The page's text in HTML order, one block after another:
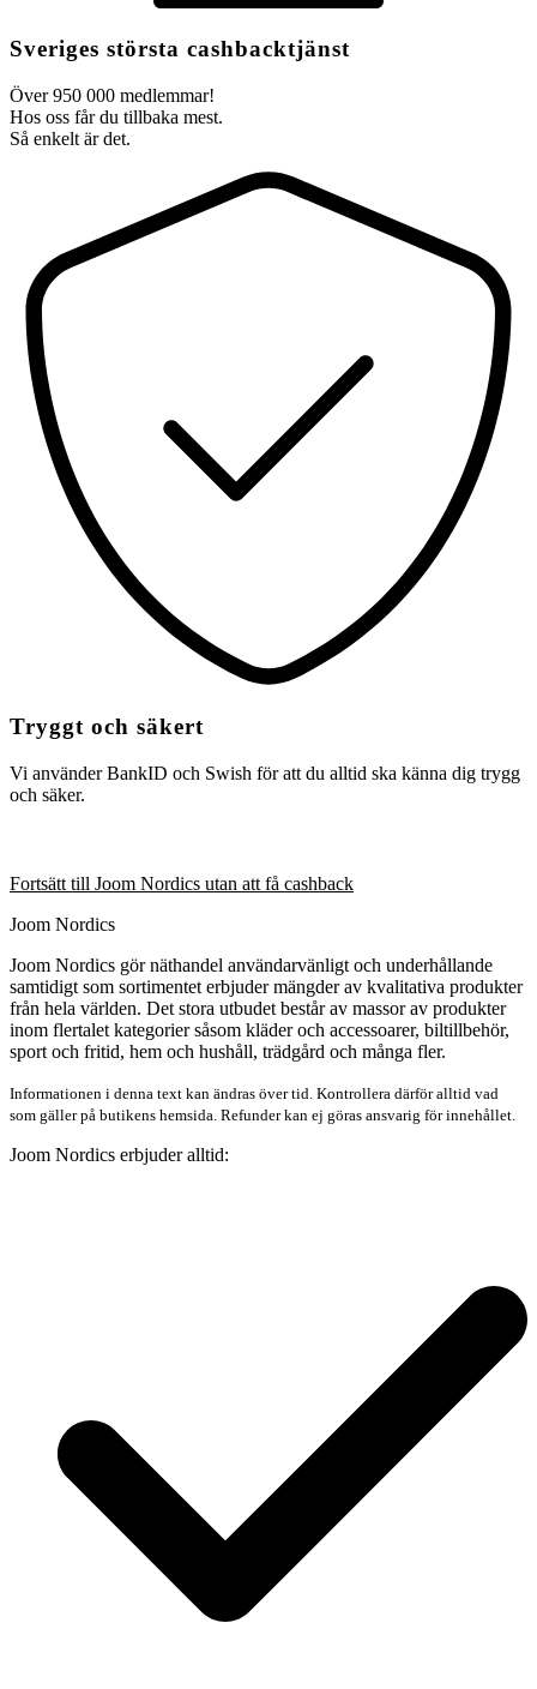
Sveriges största cashbacktjänst
Över 950 000 medlemmar!
Hos oss får du tillbaka mest.
Så enkelt är det.
Tryggt och säkert
Vi använder BankID och Swish för att du alltid ska känna dig trygg
och säker.
Fortsätt till Joom Nordics utan att få cashback
Joom Nordics
Joom Nordics gör näthandel användarvänligt och underhållande
samtidigt som sortimentet erbjuder mängder av kvalitativa produkter
från hela världen. Det stora utbudet består av massor av produkter
inom flertalet kategorier såsom kläder och accessoarer, biltillbehör,
sport och fritid, hem och hushåll, trädgård och många fler.
Informationen i denna text kan ändras över tid. Kontrollera därför alltid vad
som gäller på butikens hemsida. Refunder kan ej göras ansvarig för innehållet.
Joom Nordics erbjuder alltid: